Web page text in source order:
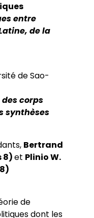
entre
de la
de Sao-
corps
synthèses
Bertrand
8)et Plinio W.
de
dont les